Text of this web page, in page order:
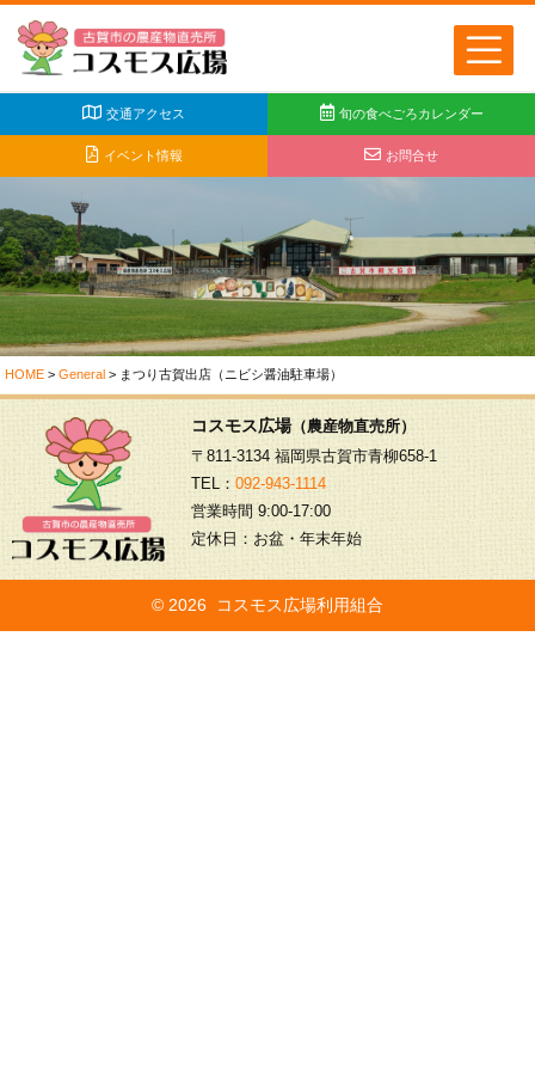
交通アクセス 旬の食べごろカレンダー
イベント情報 お問合せ
HOME > General > まつり古賀出店（ニビシ醤油駐車場）
コスモス広場（農産物直売所）
〒811-3134 福岡県古賀市青柳658-1
TEL： 092-943-1114
営業時間 9:00-17:00
定休日：お盆・年末年始
© 2026 コスモス広場利用組合